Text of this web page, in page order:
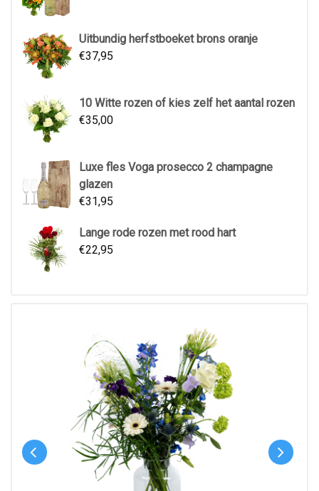
Uitbundig herfstboeket brons oranje
€37,95
10 Witte rozen of kies zelf het aantal rozen
€35,00
Luxe fles Voga prosecco 2 champagne
glazen
€31,95
Lange rode rozen met rood hart
€22,95